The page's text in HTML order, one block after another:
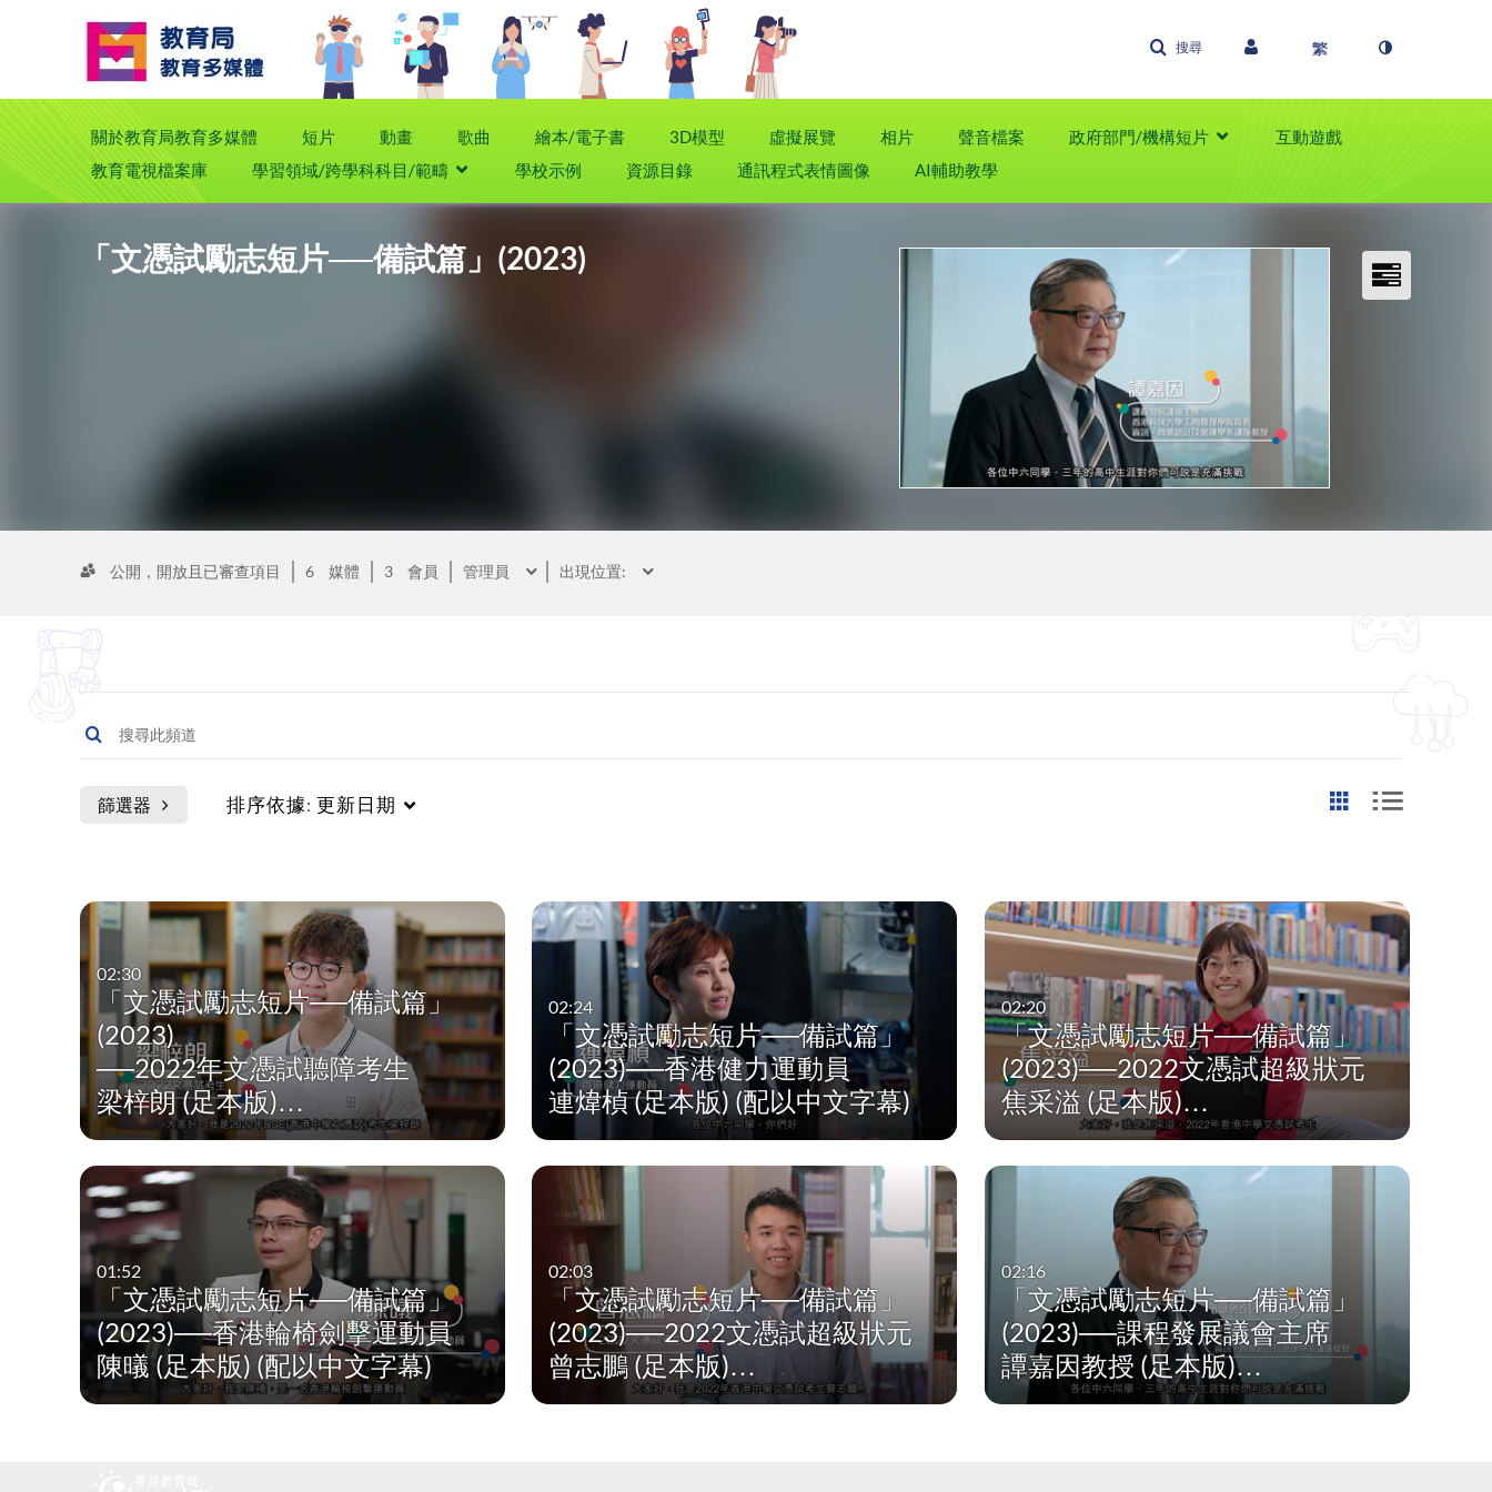
搜尋
關於教育局教育多媒體 短片 動畫 歌曲 繪本/電子書 3D模型 虛擬展覽 相片 聲音檔案 政府部門/機構短片
互動遊戲
教育電視檔案庫
學習領域/跨學科科目/範疇 學校示例 資源目錄 通訊程式表情圖像 AI輔助教學
「文憑試勵志短片──備試篇」(2023)
公開，開放且已審查項目 6 媒體 3 會員 管理員 出現位置:
篩選器 排序依據: 更新日期
資源類別
短片 Short Videos
動畫 Animations
歌曲 Songs
相片 Photos
聲音檔案 Sound
Files
3D模型 3D Models
學科
幼稚園教育 Kindergarten Education
中國語文教育
普通話科
English Language Education
科學教育 Science Education
科技教育 Technology Education
個人、社會及人文教育 Personal 、Social and Humanities Education
顯示更多
學習階段
第一學習階段 (小一至小三) Key Stage 1 (P1 - P3)
第一學習階段 (小一)  Key Stage 1 (P1)
第一學習階段 (小二) Key Stage 1 (P2)
第一學習階段 (小三) Key Stage 1 (P3)
第二學習階段 (小四) Key Stage 2 (P4)
第二學習階段 (小五) Key Stage 2 (P5)
第二學習階段 (小六) Key Stage 2 (P6)
顯示更多
02:30
「文憑試勵志短片──備試篇」
(2023)
──2022年文憑試聽障考生
梁梓朗 (足本版)…
02:24
「文憑試勵志短片──備試篇」
(2023)──香港健力運動員
連煒楨 (足本版) (配以中文字幕)
02:20
「文憑試勵志短片──備試篇」
(2023)──2022文憑試超級狀元
焦采溢 (足本版)…
01:52
「文憑試勵志短片──備試篇」
(2023)──香港輪椅劍擊運動員
陳㬢 (足本版) (配以中文字幕)
02:03
「文憑試勵志短片──備試篇」
(2023)──2022文憑試超級狀元
曾志鵬 (足本版)…
02:16
「文憑試勵志短片──備試篇」
(2023)──課程發展議會主席
譚嘉因教授 (足本版)…